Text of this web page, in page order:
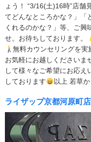
ょう！ “3/16(土)16時”店舗
てどんなところかな？」「
くれるのかな？」等、ご興
せ。お待ちしております。
無料カウンセリングを実
お気軽にお越しくださいま
して様々なご希望にお応え
しております
以上 若草
ライザップ京都河原町